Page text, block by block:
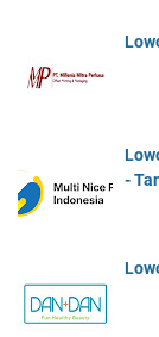
-